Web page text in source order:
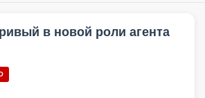
в новой роли агента